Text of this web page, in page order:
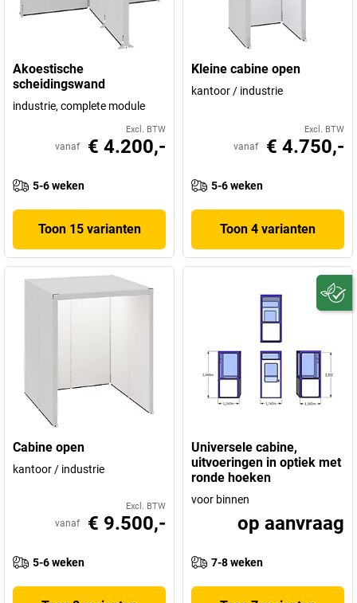
Akoestische
scheidingswand
industrie, complete module
Excl. BTW
vanaf € 4.200,-
5-6 weken
Toon 15 varianten
Kleine cabine open
kantoor / industrie
Excl. BTW
vanaf € 4.750,-
5-6 weken
Toon 4 varianten
Cabine open
kantoor / industrie
Excl. BTW
vanaf € 9.500,-
5-6 weken
Universele cabine,
uitvoeringen in optiek met
ronde hoeken
voor binnen
op aanvraag
7-8 weken